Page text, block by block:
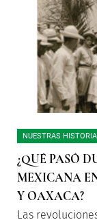
NUESTRAS
¿QUÉ PASÓ
MEXICANA
Y OAXACA?
Las